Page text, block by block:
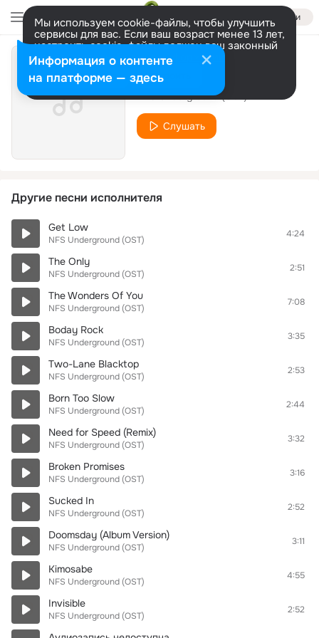
Войти
Мы используем cookie-файлы, чтобы улучшить
сервисы для вас. Если ваш возраст менее 13 лет,
настроить cookie-файлы должен ваш законный
представитель. Больше информации
Разрешить все Настроить
Keep It Coming
NFS Underground (OST)
Слушать
Другие песни исполнителя
Get Low
NFS Underground (OST)
4:24
The Only
NFS Underground (OST)
2:51
The Wonders Of You
NFS Underground (OST)
7:08
Boday Rock
NFS Underground (OST)
3:35
Two-Lane Blacktop
NFS Underground (OST)
2:53
Born Too Slow
NFS Underground (OST)
2:44
Need for Speed (Remix)
NFS Underground (OST)
3:32
Broken Promises
NFS Underground (OST)
3:16
Sucked In
NFS Underground (OST)
2:52
Doomsday (Album Version)
NFS Underground (OST)
3:11
Kimosabe
NFS Underground (OST)
4:55
Invisible
NFS Underground (OST)
2:52
Информация о контенте
на платформе — здесь